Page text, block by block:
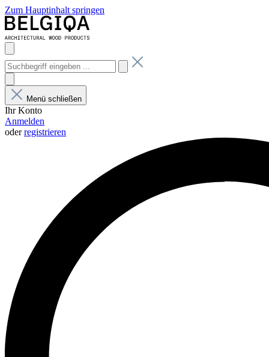
Zum Hauptinhalt springen
Menü schließen
Ihr Konto
Anmelden
oderregistrieren